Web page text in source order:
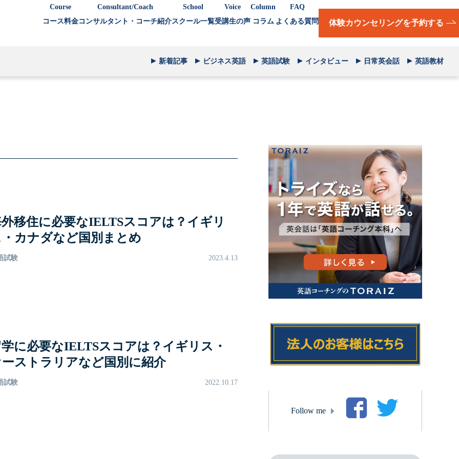
Course
コース料金
Consultant/Coach
コンサルタント・コーチ紹介
School
スクール一覧
Voice
受講生の声
Column
コラム
FAQ
よくある質問
体験カウンセリングを予約する
新着記事 ビジネス英語 英語試験 インタビュー 日常英会話 英語教材
移住に必要なIELTSスコアは？イギリ
カナダなど国別まとめ
試験 2023.4.13
に必要なIELTSスコアは？イギリス・
ストラリアなど国別に紹介
試験 2022.10.17
Follow me